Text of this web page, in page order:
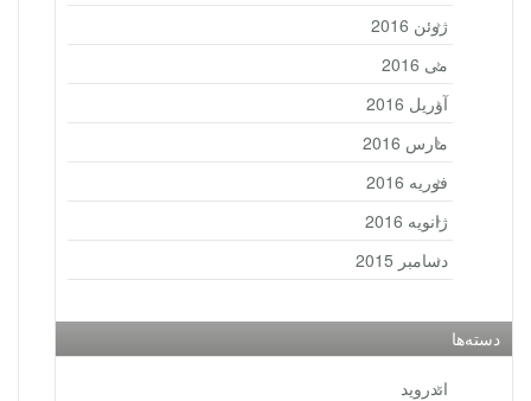
ژوئن 2016
می 2016
آوریل 2016
مارس 2016
فوریه 2016
ژانویه 2016
دسامبر 2015
دسته‌ها
اندروید